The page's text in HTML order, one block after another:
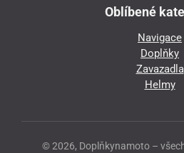
Oblíbené
Navigace
Doplňky
Zavazadla
Helmy
© 2026, Doplňkynamoto –